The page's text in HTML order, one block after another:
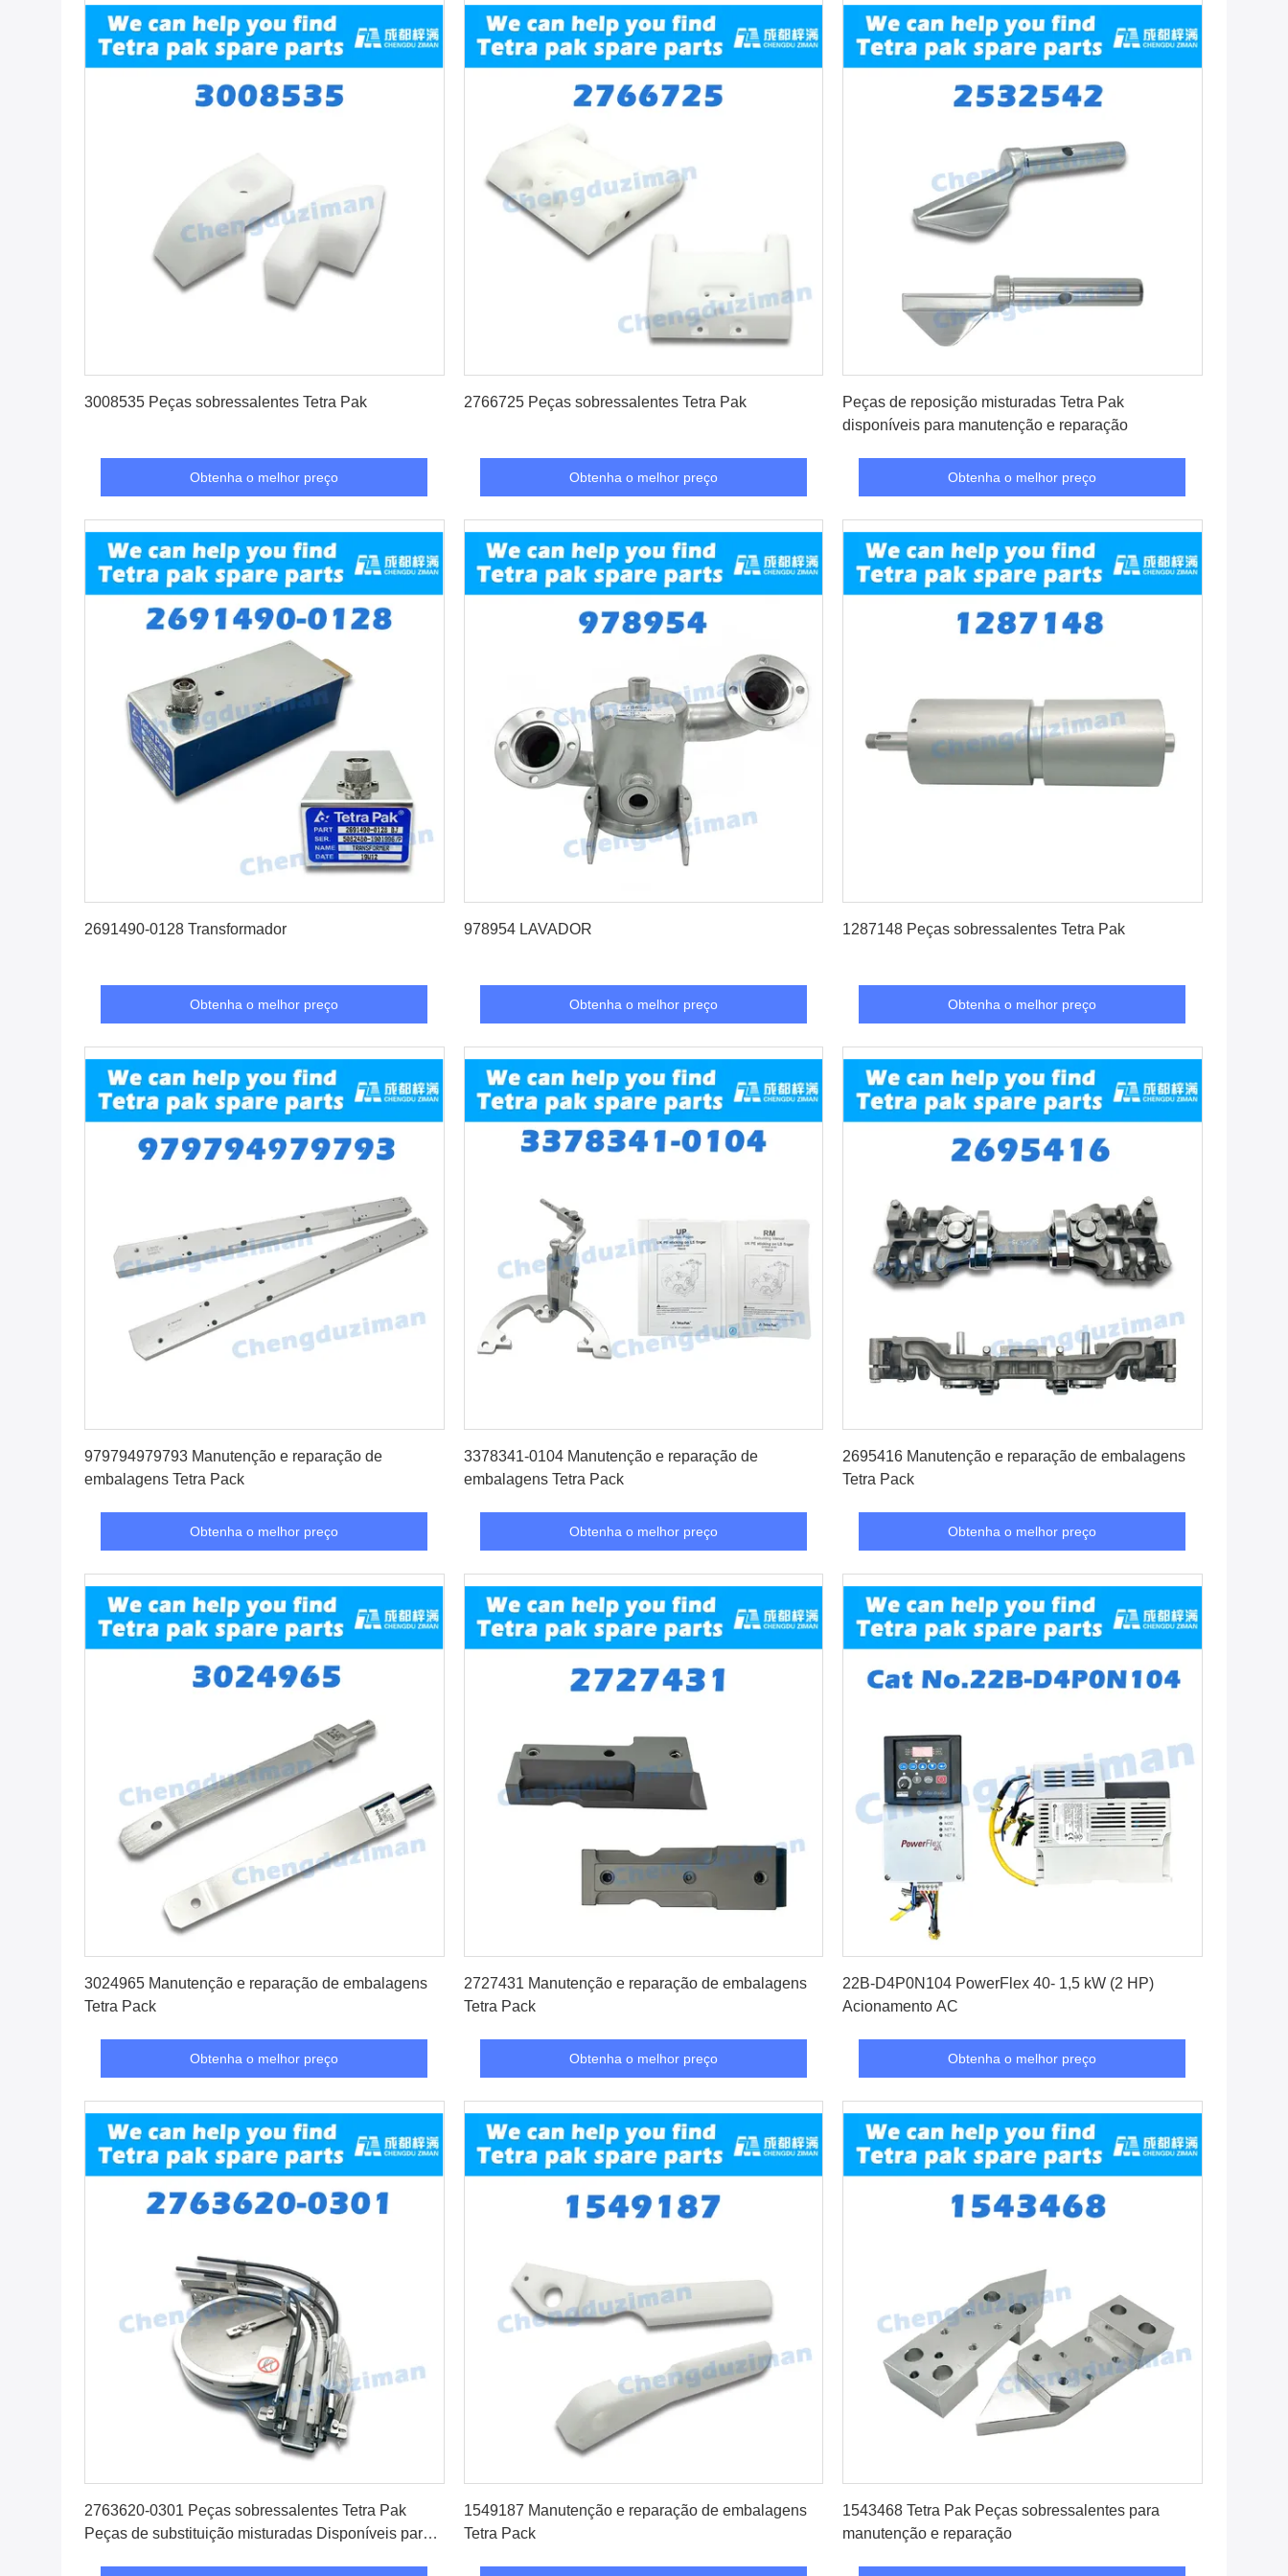
3008535 Peças sobressalentes Tetra Pak
Obtenha o melhor preço
2766725 Peças sobressalentes Tetra Pak
Obtenha o melhor preço
Peças de reposição misturadas Tetra Pak
disponíveis para manutenção e reparação
Obtenha o melhor preço
2691490-0128 Transformador
Obtenha o melhor preço
978954 LAVADOR
Obtenha o melhor preço
1287148 Peças sobressalentes Tetra Pak
Obtenha o melhor preço
979794979793 Manutenção e reparação de
embalagens Tetra Pack
Obtenha o melhor preço
3378341-0104 Manutenção e reparação de
embalagens Tetra Pack
Obtenha o melhor preço
2695416 Manutenção e reparação de embalagens
Tetra Pack
Obtenha o melhor preço
3024965 Manutenção e reparação de embalagens
Tetra Pack
Obtenha o melhor preço
2727431 Manutenção e reparação de embalagens
Tetra Pack
Obtenha o melhor preço
22B-D4P0N104 PowerFlex 40- 1,5 kW (2 HP)
Acionamento AC
Obtenha o melhor preço
2763620-0301 Peças sobressalentes Tetra Pak
Peças de substituição misturadas Disponíveis para
1549187 Manutenção e reparação de embalagens
Tetra Pack
1543468 Tetra Pak Peças sobressalentes para
manutenção e reparação